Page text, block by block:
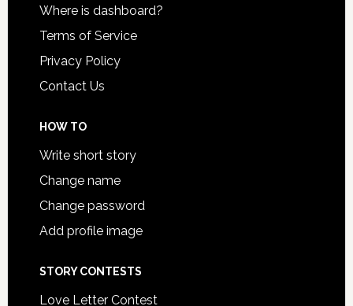
Where is dashboard?
Terms of Service
Privacy Policy
Contact Us
HOW TO
Write short story
Change name
Change password
Add profile image
STORY CONTESTS
Love Letter Contest